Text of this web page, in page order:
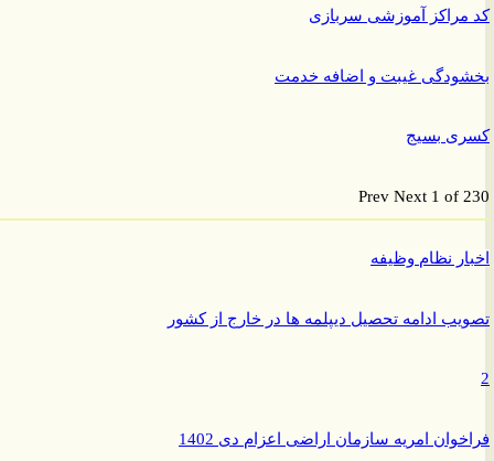
آموزشی سربازی
غیبت و اضافه خدمت
بسیج
PrevNext 1 of
نظام وظیفه
ادامه تحصیل دیپلمه ها در خارج از کشور
امریه سازمان اراضی اعزام دی 1402